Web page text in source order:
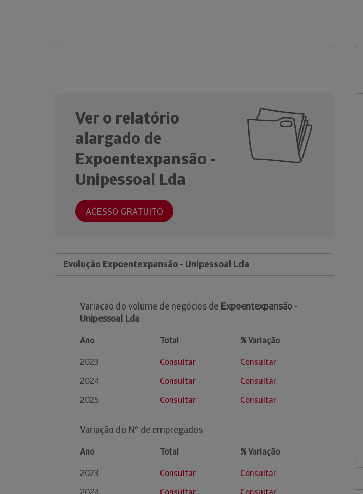
Ver o relatório
alargado de
Expoentexpansão -
Unipessoal Lda
ACESSO GRATUITO
Evolução Expoentexpansão - Unipessoal Lda
Variação do volume de negócios de Expoentexpansão -
Unipessoal Lda
Ano Total
% Variação
2023
Consultar
Consultar
2024
Consultar
Consultar
2025
Consultar Consultar
Variação do Nº de empregados
Ano Total
% Variação
2023
Consultar
Consultar